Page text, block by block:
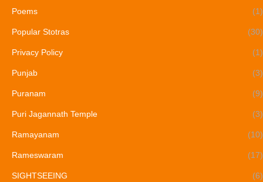
Poems (1)
Popular Stotras (30)
Privacy Policy (1)
Punjab (3)
Puranam (9)
Puri Jagannath Temple (3)
Ramayanam (10)
Rameswaram (17)
SIGHTSEEING (6)